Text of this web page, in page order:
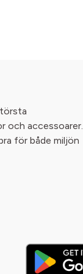
och accessoarer.
för både miljön